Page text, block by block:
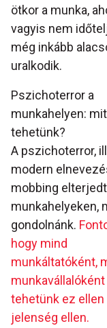
ötkor a munka,
vagyis nem
még inkább
uralkodik.
Pszichoterror a
munkahelyen: mit
tehetünk?
A pszichoterror,
modern
mobbing
munkahelyeken,
gondolnánk.
hogy mind
munkáltatóként,
munkavállalóként
tehetünk ez ellen
jelenség ellen.